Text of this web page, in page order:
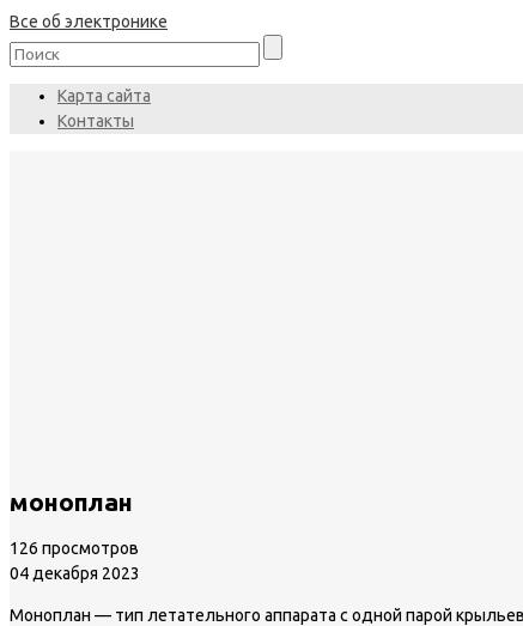
Все об электронике
Карта сайта
Контакты
моноплан
126 просмотров
04 декабря 2023
Моноплан — тип летательного аппарата с одной парой